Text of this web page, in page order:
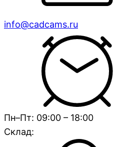
info@cadcams.ru
Пн–Пт: 09:00 – 18:00
Склад: